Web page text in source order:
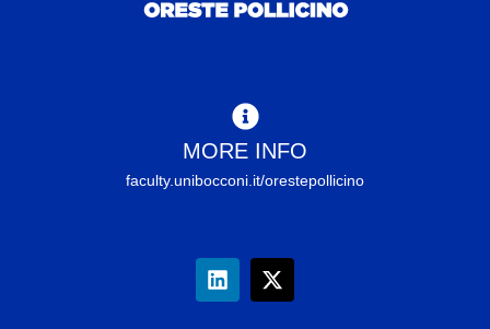
MORE INFO
faculty.unibocconi.it/orestepollicino